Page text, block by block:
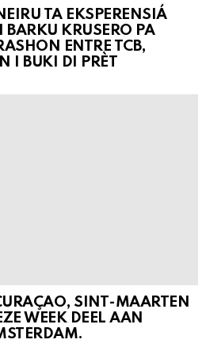
TA EKSPERENSIÁ
KRUSERO PA
ENTRE TCB,
I BUKI DI PRÈT
SINT-MAARTEN
WEEK DEEL AAN